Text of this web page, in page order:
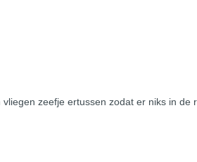
zeefje ertussen zodat er niks in de